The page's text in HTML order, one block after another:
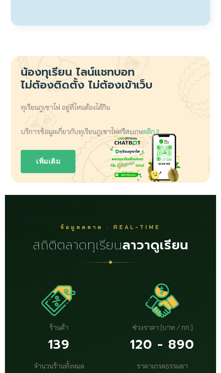
น้องทุเรียน ไลน์แชทบอท
ไม่ต้องติดตั้ง ไม่ต้องเข้าเว็บ
ทุเรียนภูเขาไฟ อยู่ที่ไหนต้องได้กิน
บริการข้อมูลเกี่ยวกับทุเรียนภูเขาไฟศรีสะเกษคลิก !!
เพิ่มเติม
ข้อมูลตลาด · REAL-TIME
สถิติตลาดทุเรียนลาวาดูเรียน
ร้านค้า
139
จำนวนร้านทั้งหมด
ช่วงราคา (บาท / กก.)
120 - 890
ราคาเกรดธรรมดา